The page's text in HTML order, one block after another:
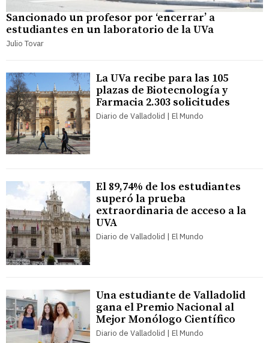
Sancionado un profesor por ‘encerrar’ a
estudiantes en un laboratorio de la UVa
Julio Tovar
La UVa recibe para las 105
plazas de Biotecnología y
Farmacia 2.303 solicitudes
Diario de Valladolid | El Mundo
El 89,74% de los estudiantes
superó la prueba
extraordinaria de acceso a la
UVA
Diario de Valladolid | El Mundo
Una estudiante de Valladolid
gana el Premio Nacional al
Mejor Monólogo Científico
Diario de Valladolid | El Mundo